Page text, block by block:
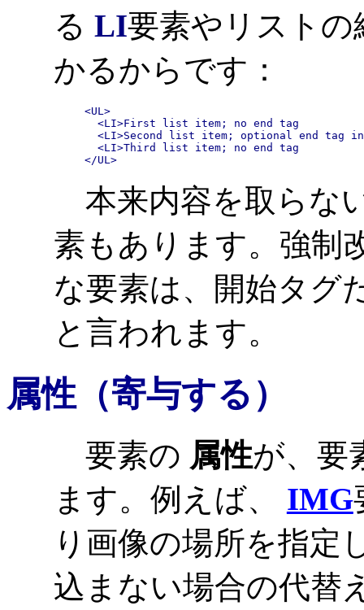
る LI要素やリスト
かるからです：
<UL>
  <LI>First list item; no end tag
<LI>Second list item; optional end tag
  <LI>Third list item; no end tag
</UL>
本来内容を取らな
素もあります。強制
な要素は、開始タグ
と言われます。
属性 （寄与する）
要素の 属性が、要
ます。例えば、 IMG
り画像の場所を指定
込まない場合の代替